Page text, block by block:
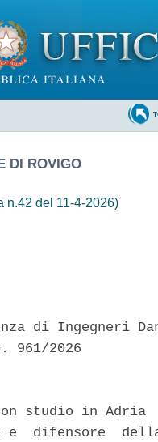
DI ROVIGO
n.42 del 11-4-2026)
di Ingegneri
961/2026
studio in Adria
e  difensore